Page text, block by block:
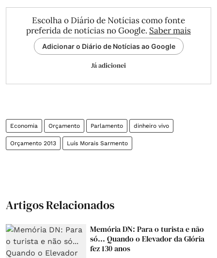
Escolha o Diário de Notícias como fonte
preferida de notícias no Google. Saber mais
Adicionar o Diário de Notícias ao Google
Já adicionei
Economia Orçamento Parlamento dinheiro vivo
Orçamento 2013 Luís Morais Sarmento
Artigos Relacionados
Memória DN: Para o turista e não
só... Quando o Elevador da Glória
fez 130 anos